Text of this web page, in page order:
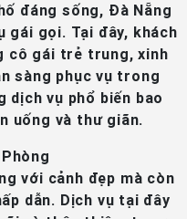
đáng sống, Đà Nẵng
gái gọi. Tại đây, khách
cô gái trẻ trung, xinh
sàng phục vụ trong
dịch vụ phổ biến bao
uống và thư giãn.
với cảnh đẹp mà còn
dẫn. Dịch vụ tại đây